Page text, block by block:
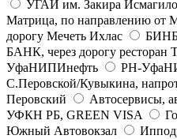
УГАИ им. Закира
Матрица, по направлению от
дорогу Мечеть Ихлас
БАНК, через дорогу ресторан
УфаНИПИнефть
РН-
С.Перовской/Кувыкина,
Перовский
Автосервисы,
УФКН РБ, GREEN VISA
Южный Автовокзал